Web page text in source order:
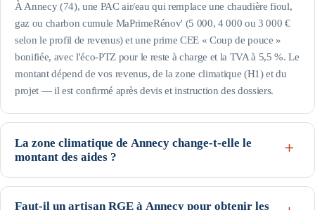
À Annecy (74), une PAC air/eau qui remplace une chaudière fioul,
gaz ou charbon cumule MaPrimeRénov' (5 000, 4 000 ou 3 000 €
selon le profil de revenus) et une prime CEE « Coup de pouce »
bonifiée, avec l'éco-PTZ pour le reste à charge et la TVA à 5,5 %. Le
montant dépend de vos revenus, de la zone climatique (H1) et du
projet — il est confirmé après devis et instruction des dossiers.
La zone climatique de Annecy change-t-elle le
montant des aides ?
Oui pour la prime CEE : Annecy est en H1 (arrêté du 22 décembre
2014). C'est une zone climatique froide : les besoins de chauffage y
Faut-il un artisan RGE à Annecy pour obtenir les